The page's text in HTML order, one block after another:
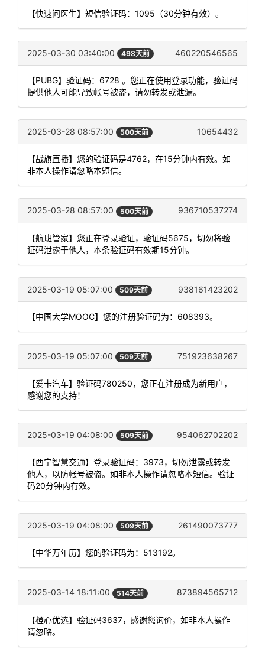
【快速问医生】短信验证码：1095（30分钟有效）。
2025-03-30 03:40:00 498天前 460220546565
【PUBG】验证码：6728 。您正在使用登录功能，验证码
提供他人可能导致帐号被盗，请勿转发或泄漏。
2025-03-28 08:57:00 500天前 10654432
【战旗直播】您的验证码是4762，在15分钟内有效。如
非本人操作请忽略本短信。
2025-03-28 08:57:00 500天前 936710537274
【航班管家】您正在登录验证，验证码5675，切勿将验
证码泄露于他人，本条验证码有效期15分钟。
2025-03-19 05:07:00 509天前 938161423202
【中国大学MOOC】您的注册验证码为：608393。
2025-03-19 05:07:00 509天前 751923638267
【爱卡汽车】验证码780250，您正在注册成为新用户，
感谢您的支持！
2025-03-19 04:08:00 509天前 954062702202
【西宁智慧交通】登录验证码：3973，切勿泄露或转发
他人，以防帐号被盗。如非本人操作请忽略本短信。验证
码20分钟内有效。
2025-03-19 04:08:00 509天前 261490073777
【中华万年历】您的验证码为：513192。
2025-03-14 18:11:00 514天前 873894565712
【橙心优选】验证码3637，感谢您询价，如非本人操作
请忽略。